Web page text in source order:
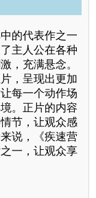
的代表作之一
主人公在各种
，充满悬念。
，呈现出更加
每一个动作场
。正片的内容
节，让观众感
说，《疾速营
一，让观众享